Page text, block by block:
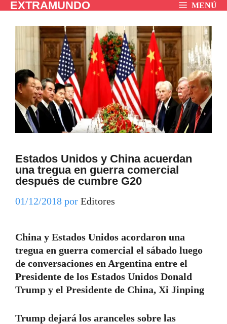
Saltar
contenido
EXTRAMUNDO MENÚ
Estados Unidos y China acuerdan
una tregua en guerra comercial
después de cumbre G20
01/12/2018 por Editores
China y Estados Unidos acordaron una
tregua en guerra comercial el sábado luego
de conversaciones en Argentina entre el
Presidente de los Estados Unidos Donald
Trump y el Presidente de China, Xi Jinping
Trump dejará los aranceles sobre las